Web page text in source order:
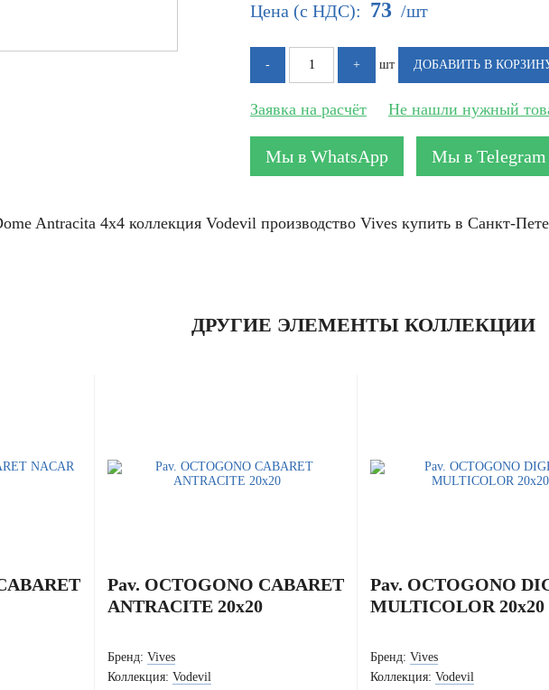
Цена (с НДС): 73 /шт
шт
Заявка на расчёт Не нашли нужный
Мы в WhatsApp Мы в Telegram
Antracita 4x4 коллекция Vodevil производство Vives купить в Санкт-
ДРУГИЕ ЭЛЕМЕНТЫ КОЛЛЕКЦИИ
Pav. OCTOGONO CABARET
ANTRACITE 20x20
Бренд: Vives
Коллекция: Vodevil
Pav. OCTOGONO
MULTICOLOR 20x20
Бренд: Vives
Коллекция: Vodevil